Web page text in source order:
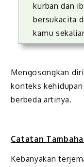
kurban dan
bersukacita
kamu
Mengosongkan
konteks
berbeda artinya.
Catatan
Kebanyakan